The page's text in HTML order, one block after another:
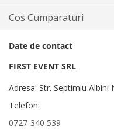
Cos Cumparaturi
Date de contact
FIRST EVENT SRL
Adresa: Str. Septimiu
Telefon:
0727-340 539